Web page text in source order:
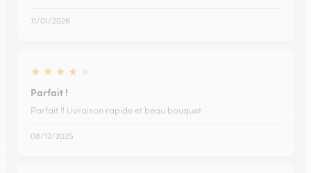
11/01/2026
★ ★ ★ ★
Parfait !
Parfait !! Livraison rapide et beau bouquet
08/12/2025